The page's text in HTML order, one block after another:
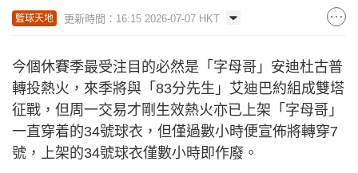
籃球天地 更新時間：16:15 2026-07-07 HKT
今個休賽季最受注目的必然是「字母哥」安迪杜古普
轉投熱火，來季將與「83分先生」艾迪巴約組成雙塔
征戰，但周一交易才剛生效熱火亦已上架「字母哥」
一直穿着的34號球衣，但僅過數小時便宣佈將轉穿7
號，上架的34號球衣僅數小時即作廢。